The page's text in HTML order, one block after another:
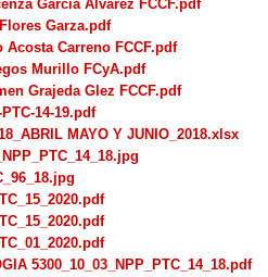
Garcia Alvarez FCCF.pdf
Garza.pdf
Carreno FCCF.pdf
Murillo FCyA.pdf
Grajeda Glez FCCF.pdf
14-19.pdf
MAYO Y JUNIO_2018.xlsx
5300_10_03_NPP_PTC_14_18.pdf